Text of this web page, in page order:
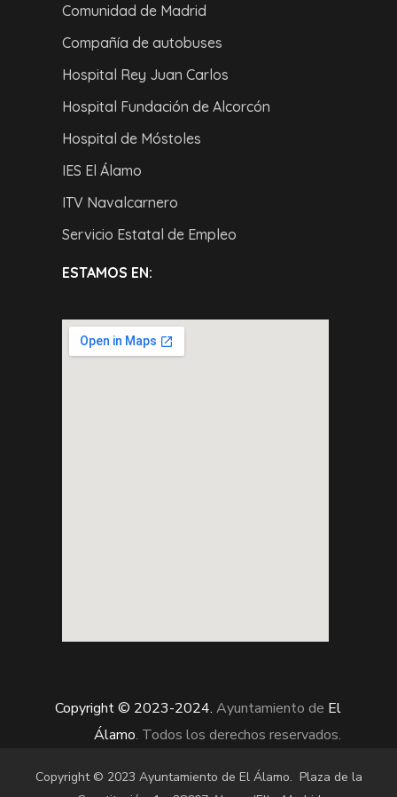
Comunidad de Madrid
Compañía de autobuses
Hospital Rey Juan Carlos
Hospital Fundación de Alcorcón
Hospital de Móstoles
IES El Álamo
ITV Navalcarnero
Servicio Estatal de Empleo
ESTAMOS EN:
Copyright © 2023-2024. Ayuntamiento de El
Álamo. Todos los derechos reservados.
Copyright © 2023 Ayuntamiento de El Álamo. Plaza de la